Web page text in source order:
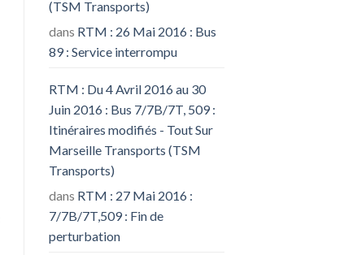
(TSM Transports)
dans RTM : 26 Mai 2016 : Bus
89 : Service interrompu
RTM : Du 4 Avril 2016 au 30
Juin 2016 : Bus 7/7B/7T, 509 :
Itinéraires modifiés - Tout Sur
Marseille Transports (TSM
Transports)
dans RTM : 27 Mai 2016 :
7/7B/7T,509 : Fin de
perturbation